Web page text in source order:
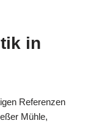
in
Referenzen
Mühle,